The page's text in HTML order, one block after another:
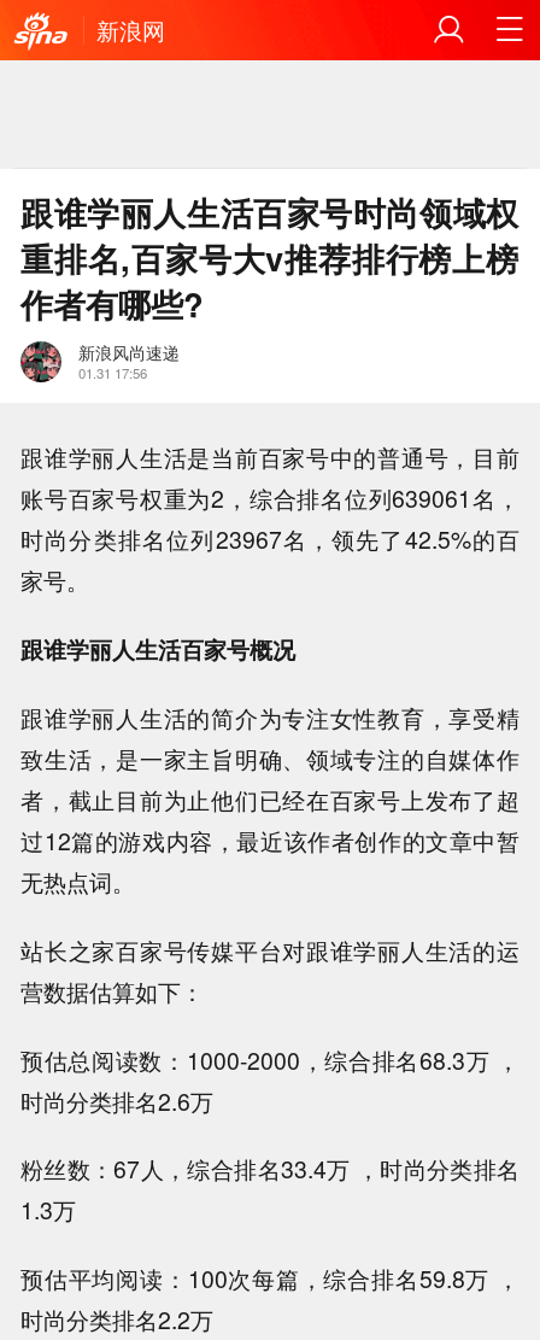
新浪网
跟谁学丽人生活百家号时尚领域权
重排名,百家号大v推荐排行榜上榜
作者有哪些?
新浪风尚速递
01.31 17:56
跟谁学丽人生活是当前百家号中的普通号，目前
账号百家号权重为2，综合排名位列639061名，
时尚分类排名位列23967名，领先了42.5%的百
家号。
跟谁学丽人生活百家号概况
跟谁学丽人生活的简介为专注女性教育，享受精
致生活，是一家主旨明确、领域专注的自媒体作
者，截止目前为止他们已经在百家号上发布了超
过12篇的游戏内容，最近该作者创作的文章中暂
无热点词。
站长之家百家号传媒平台对跟谁学丽人生活的运
营数据估算如下：
预估总阅读数：1000-2000，综合排名68.3万 ，
时尚分类排名2.6万
粉丝数：67人，综合排名33.4万 ，时尚分类排名
1.3万
预估平均阅读：100次每篇，综合排名59.8万 ，
时尚分类排名2.2万